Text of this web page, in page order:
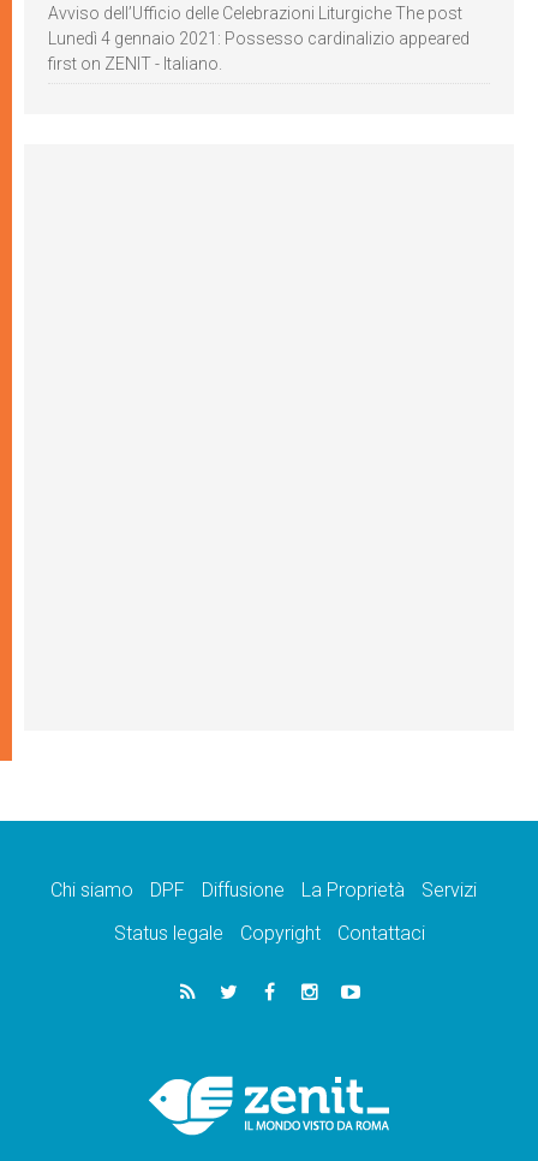
Avviso dell’Ufficio delle Celebrazioni Liturgiche The post
Lunedì 4 gennaio 2021: Possesso cardinalizio appeared
first on ZENIT - Italiano.
Chi siamo DPF Diffusione La Proprietà
Servizi
Status legale
Copyright Contattaci